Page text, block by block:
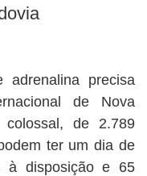
adrenalina precisa
de Nova
colossal, de 2.789
ter um dia de
à disposição e 65